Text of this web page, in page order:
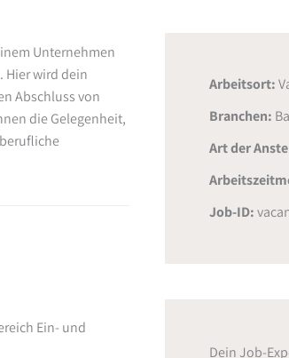
Unternehmen
Hier wird dein
Abschluss von
die Gelegenheit,
Ein- und
Arbeitsort:
Branchen:
Art der
Job-ID:
Dein Job-